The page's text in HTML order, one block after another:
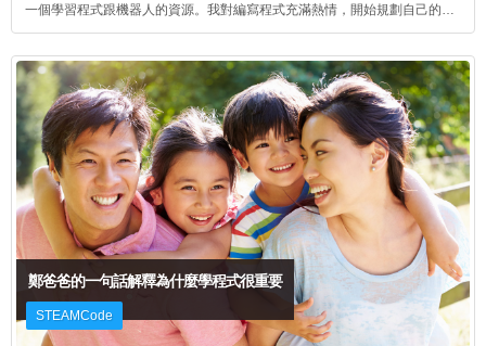
一個學習程式跟機器人的資源。我對編寫程式充滿熱情，開始規劃自己的
鄭爸爸的一句話解釋為什麼學程式很重要
STEAMCode